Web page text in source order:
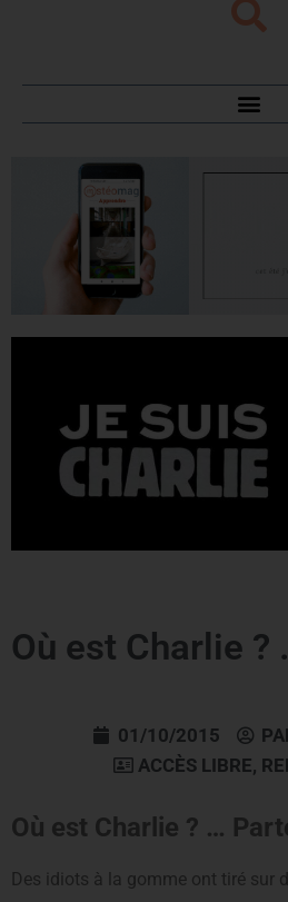
Où est Charlie
01/10/2015
ACCÈS LIBRE,
Où est Charlie ? …
Des idiots à la gomme ont tiré sur